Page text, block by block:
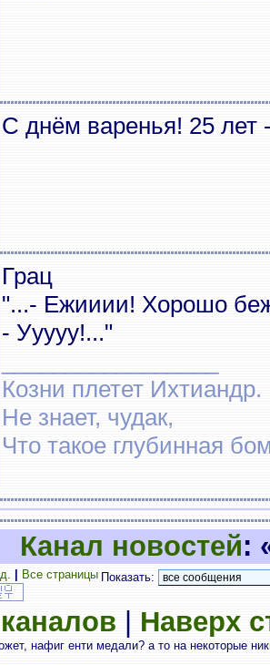
С днём варенья! 25 лет
Грац
"...- Ежииии! Хорошо
- Ууууу!..."
Козни плетет Ихтиандр.
Не знает, чудак,
Что такое глубинная
Канал новостей:
Все страницы Показать:
Наверх
нафиг енти медали? а то на некоторые